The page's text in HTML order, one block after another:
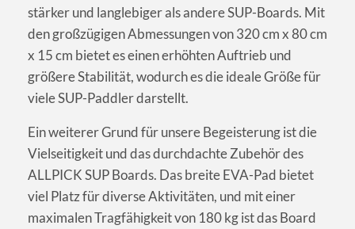
stärker und langlebiger als andere SUP-Boards. Mit
den großzügigen Abmessungen von 320 cm x 80 cm
x 15 cm bietet es einen erhöhten Auftrieb und
größere Stabilität, wodurch es die ideale Größe für
viele SUP-Paddler darstellt.
Ein weiterer Grund für unsere Begeisterung ist die
Vielseitigkeit und das durchdachte Zubehör des
ALLPICK SUP Boards. Das breite EVA-Pad bietet
viel Platz für diverse Aktivitäten, und mit einer
maximalen Tragfähigkeit von 180 kg ist das Board